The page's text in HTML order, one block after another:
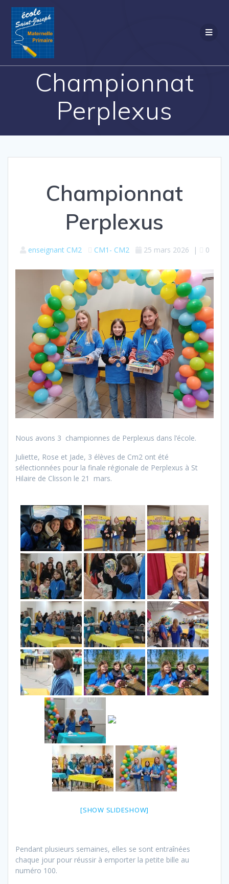
Championnat
Perplexus
Championnat
Perplexus
enseignant CM2 CM1- CM2 25 mars 2026 | 0
Nous avons 3 championnes de Perplexus dans l’école.
Juliette, Rose et Jade, 3 élèves de Cm2 ont été
sélectionnées pour la finale régionale de Perplexus à St
Hilaire de Clisson le 21 mars.
[SHOW SLIDESHOW]
Pendant plusieurs semaines, elles se sont entraînées
chaque jour pour réussir à emporter la petite bille au
numéro 100.